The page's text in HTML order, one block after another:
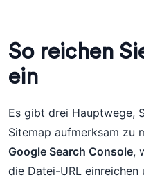
So reichen
ein
Es gibt drei Hauptwege,
Sitemap aufmerksam zu
Google Search Console,
die Datei-URL